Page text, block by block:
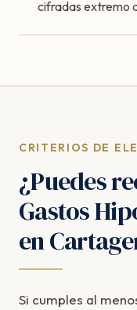
cifradas extremo
CRITERIOS DE
¿Puedes
Gastos
en
Si cumples al